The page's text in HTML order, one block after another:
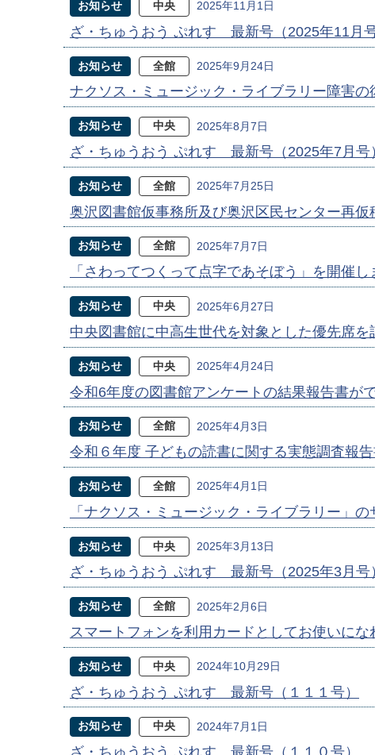
お知らせ 中央 2025年11月1日
ざ・ちゅうおう ぷれす 最新号（2025年11月号
お知らせ 全館 2025年9月24日
ナクソス・ミュージック・ライブラリー障害の
お知らせ 中央 2025年8月7日
ざ・ちゅうおう ぷれす 最新号（2025年7月号
お知らせ 全館 2025年7月25日
奥沢図書館仮事務所及び奥沢区民センター再仮
お知らせ 全館 2025年7月7日
「さわってつくって点字であそぼう」を開催し
お知らせ 中央 2025年6月27日
中央図書館に中高生世代を対象とした優先席を
お知らせ 中央 2025年4月24日
令和6年度の図書館アンケートの結果報告書が
お知らせ 全館 2025年4月3日
令和６年度 子どもの読書に関する実態調査報
お知らせ 全館 2025年4月1日
「ナクソス・ミュージック・ライブラリー」の
お知らせ 中央 2025年3月13日
ざ・ちゅうおう ぷれす 最新号（2025年3月号
お知らせ 全館 2025年2月6日
スマートフォンを利用カードとしてお使いにな
お知らせ 中央 2024年10月29日
ざ・ちゅうおう ぷれす 最新号（１１１号）
お知らせ 中央 2024年7月1日